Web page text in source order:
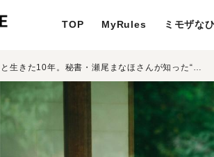
TOP MyRules ミモザな
寂聴さんと生きた10年。秘書・瀬尾まなほさんが知った“出会いで広がる人生”